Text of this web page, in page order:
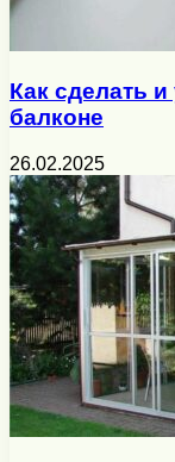
Как сделать
балконе
26.02.2025